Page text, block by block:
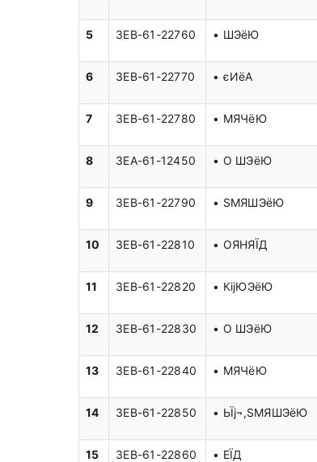
5 3EB-61-22760 • ШЭёЮ
6 3EB-61-22770 • єИёА
7 3EB-61-22780 • МЯЧёЮ
8 3EA-61-12450 • O ШЭёЮ
9 3EB-61-22790 • ЅМЯШЭёЮ
10 3EB-61-22810 • ОЯНЯЇД
11 3EB-61-22820 • КіјЮЭёЮ
12 3EB-61-22830 • O ШЭёЮ
13 3EB-61-22840 • МЯЧёЮ
14 3EB-61-22850 • ЬЇј¬,ЅМЯШЭёЮ
15 3EB-61-22860 • ЕЇД